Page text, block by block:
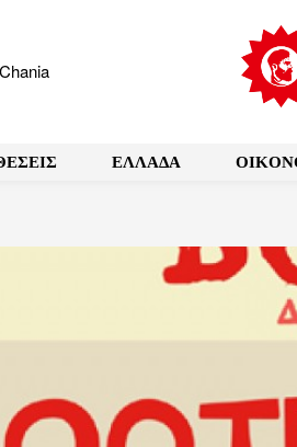
Chania
ΕΛΛΑΔΑ